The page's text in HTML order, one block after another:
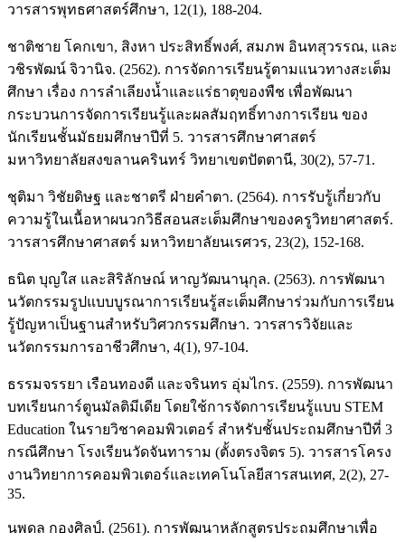
วารสารพุทธศาสตร์ศึกษา, 12(1), 188-204.
ชาติชาย โคกเขา, สิงหา ประสิทธิ์พงศ์, สมภพ อินทสุวรรณ, และ
วชิรพัฒน์ จิวานิจ. (2562). การจัดการเรียนรู้ตามแนวทางสะเต็ม
ศึกษา เรื่อง การลำเลียงน้ำและแร่ธาตุของพืช เพื่อพัฒนา
กระบวนการจัดการเรียนรู้และผลสัมฤทธิ์ทางการเรียน ของ
นักเรียนชั้นมัธยมศึกษาปีที่ 5. วารสารศึกษาศาสตร์
มหาวิทยาลัยสงขลานครินทร์ วิทยาเขตปัตตานี, 30(2), 57-71.
ชุติมา วิชัยดิษฐ และชาตรี ฝ่ายคำตา. (2564). การรับรู้เกี่ยวกับ
ความรู้ในเนื้อหาผนวกวิธีสอนสะเต็มศึกษาของครูวิทยาศาสตร์.
วารสารศึกษาศาสตร์ มหาวิทยาลัยนเรศวร, 23(2), 152-168.
ธนิต บุญใส และสิริลักษณ์ หาญวัฒนานุกุล. (2563). การพัฒนา
นวัตกรรมรูปแบบบูรณาการเรียนรู้สะเต็มศึกษาร่วมกับการเรียน
รู้ปัญหาเป็นฐานสําหรับวิศวกรรมศึกษา. วารสารวิจัยและ
นวัตกรรมการอาชีวศึกษา, 4(1), 97-104.
ธรรมจรรยา เรือนทองดี และจรินทร อุ่มไกร. (2559). การพัฒนา
บทเรียนการ์ตูนมัลติมีเดีย โดยใช้การจัดการเรียนรู้แบบ STEM
Education ในรายวิชาคอมพิวเตอร์ สำหรับชั้นประถมศึกษาปีที่ 3
กรณีศึกษา โรงเรียนวัดจันทาราม (ตั้งตรงจิตร 5). วารสารโครง
งานวิทยาการคอมพิวเตอร์และเทคโนโลยีสารสนเทศ, 2(2), 27-
35.
นพดล กองศิลป์. (2561). การพัฒนาหลักสูตรประถมศึกษาเพื่อ